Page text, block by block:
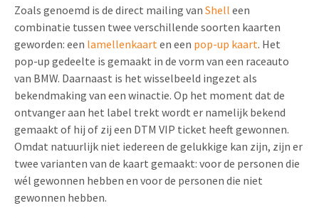
Zoals genoemd is de direct mailing van Shell een
combinatie tussen twee verschillende soorten kaarten
geworden: een lamellenkaart en een pop-up kaart. Het
pop-up gedeelte is gemaakt in de vorm van een raceauto
van BMW. Daarnaast is het wisselbeeld ingezet als
bekendmaking van een winactie. Op het moment dat de
ontvanger aan het label trekt wordt er namelijk bekend
gemaakt of hij of zij een DTM VIP ticket heeft gewonnen.
Omdat natuurlijk niet iedereen de gelukkige kan zijn, zijn er
twee varianten van de kaart gemaakt: voor de personen die
wél gewonnen hebben en voor de personen die niet
gewonnen hebben.